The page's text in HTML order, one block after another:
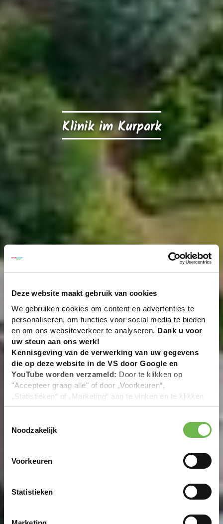
Deze website maakt gebruik van cookies
We gebruiken cookies om content en advertenties te
personaliseren, om functies voor social media te bieden
en om ons websiteverkeer te analyseren. Dank u voor
uw steun aan ons werk!
Kennisgeving van de verwerking van uw gegevens
die op deze website in de VS door Google en
YouTube worden verzameld: Door te klikken op
"Accepteer graag alle" of door „Voorkeuren“,
„Statistieken“ of „Marketing“ aan te vinken en te klikken
op "Selectie handmatig instellen", stemt u er ook mee in
overeenstemming met Art. 49 (1) zin 1 lit. a DSGVO. De
VS zijn door het Europees Hof van Justitie beoordeeld
gegevensbescherming volgens EU-normen. In het
Amerikaanse autoriteiten worden verwerkt voor controle-
en toezichtdoeleinden, mogelijk ook zonder enig
Noodzakelijk
Voorkeuren
Statistieken
Klinik im Kurpark